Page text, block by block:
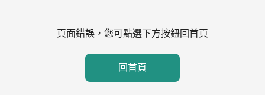
頁面錯誤，您可點選下方按鈕回首頁
回首頁